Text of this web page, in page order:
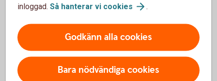
För att skicka begäran om avnotering
behöver vi:
Lånenummer / referensnummer som är kopplad
till pantnoteringen.
Mäklarbild / lägenhetsförteckning.
inloggad. Så hanterar vi cookies .
Godkänn alla cookies
Bara nödvändiga cookies